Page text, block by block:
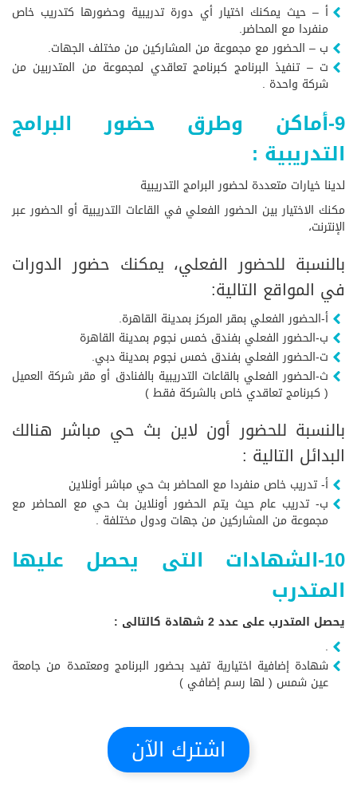
أ – حيث يمكنك اختيار أي دورة تدريبية وحضورها كتدريب خاص
منفردا مع المحاضر.
ب – الحضور مع مجموعة من المشاركين من مختلف الجهات.
ت – تنفيذ البرنامج كبرنامج تعاقدي لمجموعة من المتدربين من
شركة واحدة .
9-أماكن وطرق حضور البرامج
التدريبية :
لدينا خيارات متعددة لحضور البرامج التدريبية
مكنك الاختيار بين الحضور الفعلي في القاعات التدريبية أو الحضور عبر
الإنترنت،
بالنسبة للحضور الفعلي، يمكنك حضور الدورات
في المواقع التالية:
أ-الحضور الفعلي بمقر المركز بمدينة القاهرة.
ب-الحضور الفعلي بفندق خمس نجوم بمدينة القاهرة
ت-الحضور الفعلي بفندق خمس نجوم بمدينة دبي.
ث-الحضور الفعلي بالقاعات التدريبية بالفنادق أو مقر شركة العميل
( كبرنامج تعاقدي خاص بالشركة فقط )
بالنسبة للحضور أون لاين بث حي مباشر هنالك
البدائل التالية :
أ- تدريب خاص منفردا مع المحاضر بث حي مباشر أونلاين
ب- تدريب عام حيث يتم الحضور أونلاين بث حي مع المحاضر مع
مجموعة من المشاركين من جهات ودول مختلفة .
10-الشهادات التى يحصل عليها
المتدرب
يحصل المتدرب على عدد 2 شهادة كالتالى :
.
شهادة إضافية اختيارية تفيد بحضور البرنامج ومعتمدة من جامعة
عين شمس ( لها رسم إضافي )
اشترك الآن